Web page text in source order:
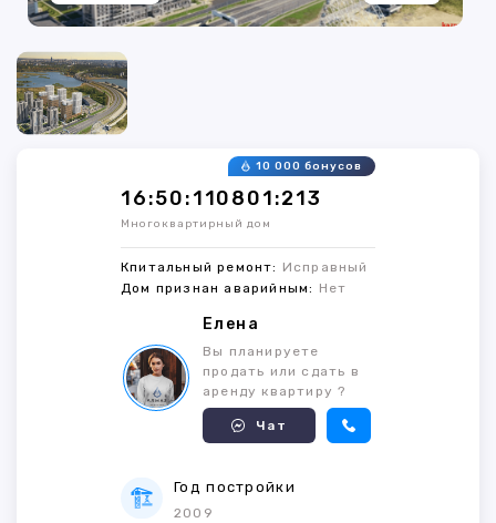
16:50:110801:213
10 000 бонусов
Многоквартирный дом
Кпитальный ремонт: Исправный
Дом признан аварийным: Нет
Елена
Вы планируете
продать или сдать в
аренду квартиру ?
Чат
Год постройки
2009